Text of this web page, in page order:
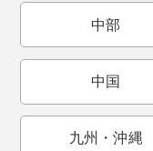
中部
中国
九州・沖縄